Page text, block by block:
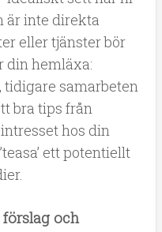
är inte direkta
eller tjänster bör
din hemläxa:
samarbeten
bra tips från
hos din
ett potentiellt
och